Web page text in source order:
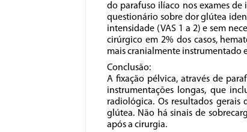
do parafuso ilíaco nos exames de
questionário sobre dor glútea
intensidade (VAS 1 a 2) e sem
cirúrgico em 2% dos casos,
mais cranialmente instrumentado
Conclusão:
A fixação pélvica, através de
instrumentações longas, que
radiológica. Os resultados
glútea. Não há sinais de
após a cirurgia.